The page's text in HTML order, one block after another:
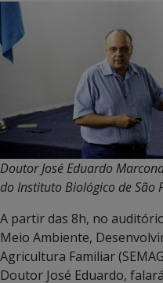
Doutor José Eduardo
do Instituto Biológico de São
A partir das 8h, no
Meio Ambiente,
Agricultura Familiar
Doutor José Eduardo,